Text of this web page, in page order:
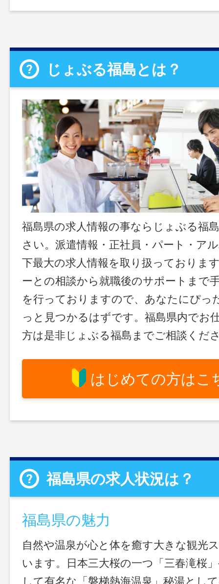
じょぶる福島とは？
福島県の求人情報の事ならじょぶる福
さい。派遣情報・正社員・パート・ア
下最大の求人情報を取り扱っておりま
ーとの相談から就職後のサポートまで
を行っておりますので、あなたにぴっ
っと見つかるはずです。福島県内でお
方は是非じょぶる福島までご相談くだ
はじめての方はこ
福島県の求人状況は？
福島県の魅力
自然や温泉が心と体を癒す大きな観光
います。日本三大桜の一つ「三春滝桜
して有名な「磐梯熱海温泉」秘湯とし